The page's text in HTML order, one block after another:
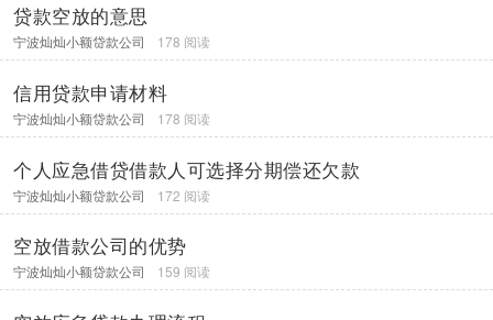
贷款空放的意思
宁波灿灿小额贷款公司 178 阅读
信用贷款申请材料
宁波灿灿小额贷款公司 178 阅读
个人应急借贷借款人可选择分期偿还欠款
宁波灿灿小额贷款公司 172 阅读
空放借款公司的优势
宁波灿灿小额贷款公司 159 阅读